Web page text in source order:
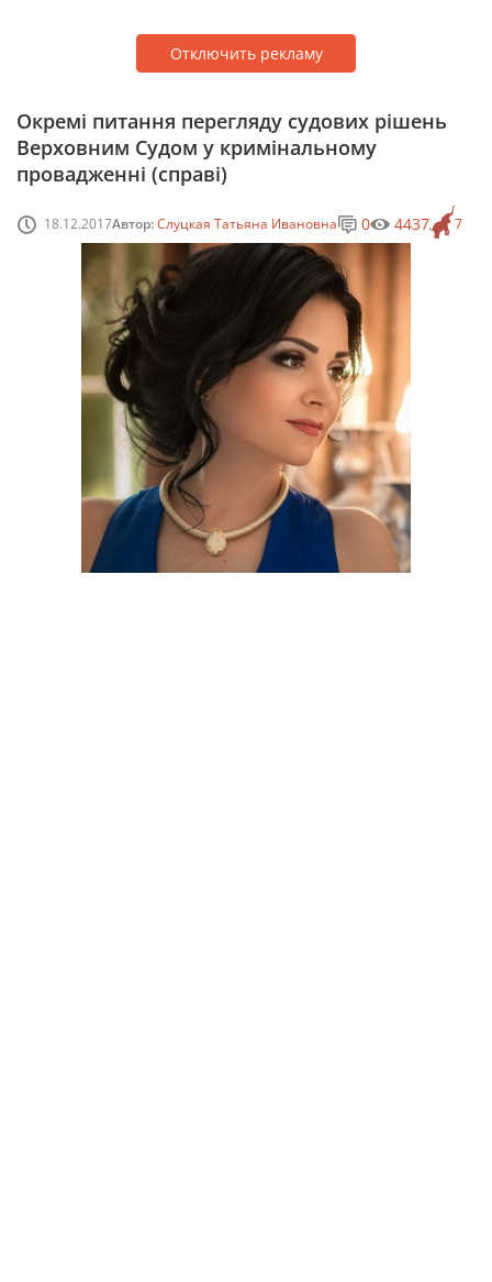
Отключить рекламу
Окремі питання перегляду судових рішень
Верховним Судом у кримінальному
провадженні (справі)
18.12.2017Автор:Слуцкая Татьяна Ивановна 7
0 4437